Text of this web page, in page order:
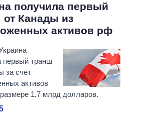
получила первый
от Канады из
активов рф
первый транш
за счет
активов
1,7 млрд долларов.